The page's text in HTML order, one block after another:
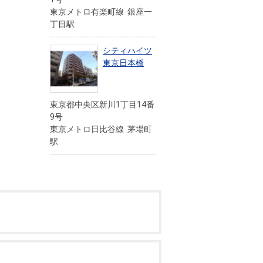
東京メトロ有楽町線 銀座一
丁目駅
シティハイツ
東京日本橋
東京都中央区新川1丁目14番
9号
東京メトロ日比谷線 茅場町
駅